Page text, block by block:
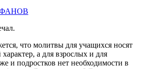
что молитвы для учащихся носят
характер, а для взрослых и для
и подростков нет необходимости в